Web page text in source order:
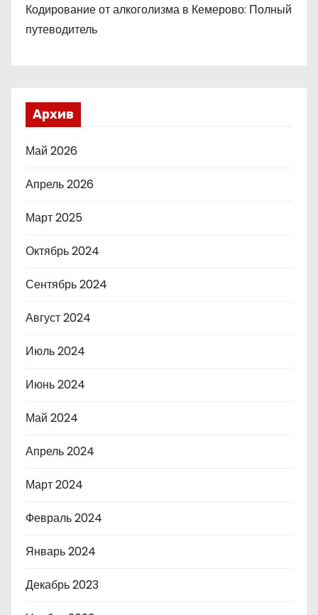
Кодирование от алкоголизма в Кемерово: Полный
путеводитель
Архив
Май 2026
Апрель 2026
Март 2025
Октябрь 2024
Сентябрь 2024
Август 2024
Июль 2024
Июнь 2024
Май 2024
Апрель 2024
Март 2024
Февраль 2024
Январь 2024
Декабрь 2023